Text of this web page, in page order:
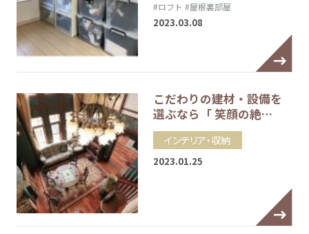
#ロフト #屋根裏部屋
2023.03.08
こだわりの建材・設備を
選ぶなら「 笑顔の絶…
インテリア・収納
2023.01.25